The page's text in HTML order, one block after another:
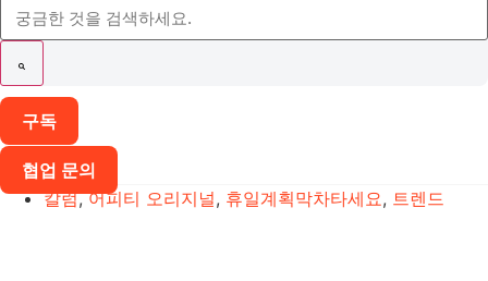
구독
협업 문의
칼럼,어피티 오리지널, 휴일계획막차타세요, 트렌드